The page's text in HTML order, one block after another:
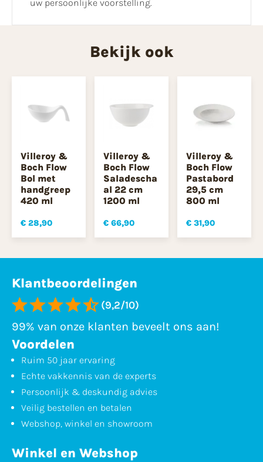
uw persoonlijke voorstelling.
Bekijk ook
Villeroy &
Boch Flow
Bol met
handgreep
420 ml
€ 28,90
Villeroy &
Boch Flow
Saladescha
al 22 cm
1200 ml
€ 66,90
Villeroy &
Boch Flow
Pastabord
29,5 cm
800 ml
€ 31,90
Klantbeoordelingen
(9,2/10)
99% van onze klanten beveelt ons aan!
Voordelen
Ruim 50 jaar ervaring
Echte vakkennis van de experts
Persoonlijk & deskundig advies
Veilig bestellen en betalen
Webshop, winkel en showroom
Winkel en Webshop